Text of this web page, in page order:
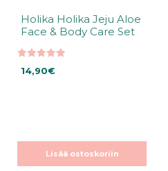
Holika Holika Jeju Aloe
Face & Body Care Set
5:stä
14,90€
Lisää ostoskoriin